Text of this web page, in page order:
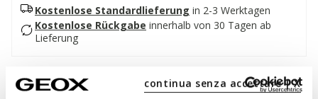
continua senza accettare | X
Kostenlose Standardlieferung in 2-3 Werktagen
Kostenlose Rückgabe innerhalb von 30 Tagen ab
Lieferung
Beschreibung